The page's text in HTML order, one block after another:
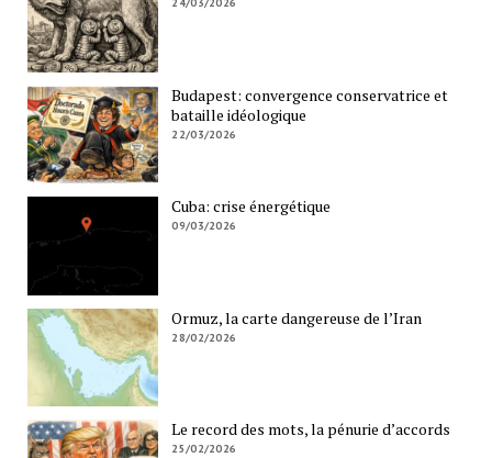
Budapest: convergence conservatrice et
bataille idéologique
22/03/2026
Cuba: crise énergétique
09/03/2026
Ormuz, la carte dangereuse de l’Iran
28/02/2026
Le record des mots, la pénurie d’accords
25/02/2026